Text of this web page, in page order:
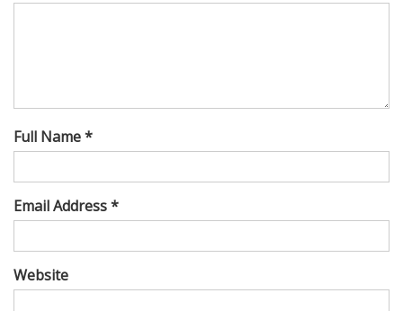
Full Name *
Email Address *
Website